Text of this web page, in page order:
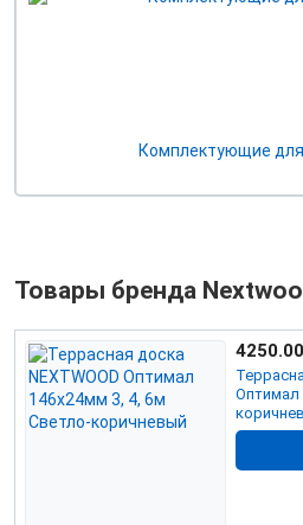
Комплектующие
Товары бренда
Оптимал 146х24мм 3, 4, 6м Светло-
4250.00